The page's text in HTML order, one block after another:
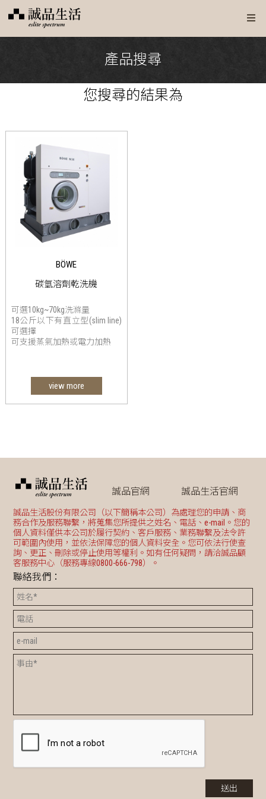
產品搜尋
您搜尋的結果為
BÖWE
碳氫溶劑乾洗機
可選10kg~70kg洗滌量
18公斤以下有直立型(slim line)
可選擇
可支援蒸氣加熱或電力加熱
view more
誠品官網 誠品生活官網
誠品生活股份有限公司（以下簡稱本公司）為處理您的申請、商
務合作及服務聯繫，將蒐集您所提供之姓名、電話、e-mail。您的
個人資料僅供本公司於履行契約、客戶服務、業務聯繫及法令許
可範圍內使用，並依法保障您的個人資料安全。您可依法行使查
詢、更正、刪除或停止使用等權利。如有任何疑問，請洽誠品顧
客服務中心（服務專線0800-666-798）。
聯絡我們：